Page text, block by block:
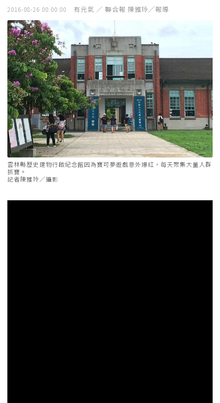
2016-08-26 00:00:00 有元氣 ／ 聯合報 陳雅玲╱報導
雲林縣歷史建物行啟紀念館因為寶可夢遊戲意外爆紅，每天聚集大量人群
抓寶。
記者陳雅玲／攝影